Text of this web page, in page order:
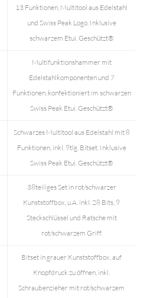
13 Funktionen, Multitool aus Edelstahl
und Swiss Peak Logo. Inklusive
schwarzem Etui. Geschützt®
Multifunktionshammer mit
Edelstahlkomponenten und 7
Funktionen, konfektioniert im schwarzen
Swiss Peak Etui. Geschützt®
Schwarzes Multitool aus Edelstahl mit 8
Funktionen, inkl. 9tlg. Bitset. Inklusive
Swiss Peak Etui. Geschützt®
38teiliges Set in rot/schwarzer
Kunststoffbox, u.A. inkl. 28 Bits, 9
Steckschlüssel und Ratsche mit
rot/schwarzem Griff.
Bitset in grauer Kunststoffbox, auf
Knopfdruck zu öffnen, inkl.
Schraubenzieher mit rot/schwarzem